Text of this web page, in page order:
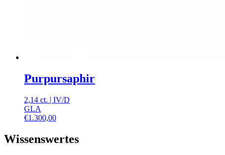
Purpursaphir
2,14 ct. | IV/D
GLA
€1.300,00
Wissenswertes